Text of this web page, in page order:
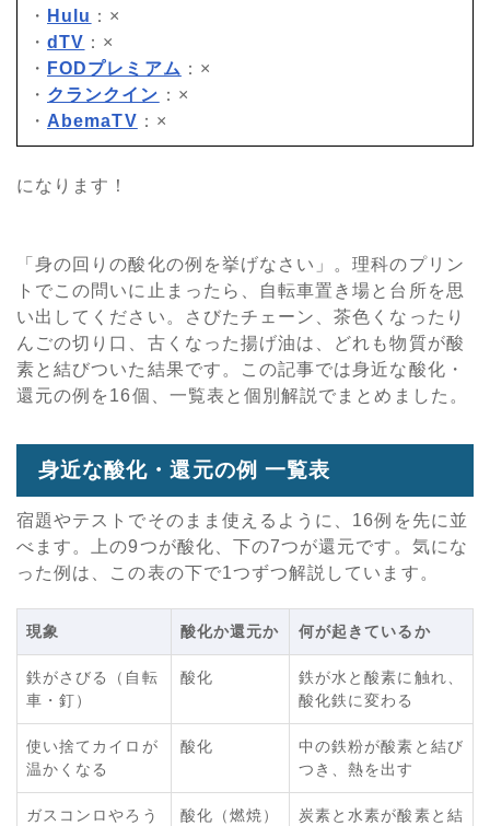
・ Hulu ：×
・dTV ：×
・ FODプレミアム ：×
・ クランクイン ：×
・ AbemaTV ：×
になります！
「身の回りの酸化の例を挙げなさい」。理科のプリン
トでこの問いに止まったら、自転車置き場と台所を思
い出してください。さびたチェーン、茶色くなったり
んごの切り口、古くなった揚げ油は、どれも物質が酸
素と結びついた結果です。この記事では身近な酸化・
還元の例を16個、一覧表と個別解説でまとめました。
身近な酸化・還元の例 一覧表
宿題やテストでそのまま使えるように、16例を先に並
べます。上の9つが酸化、下の7つが還元です。気にな
った例は、この表の下で1つずつ解説しています。
現象 酸化か還元か 何が起きているか
鉄がさびる（自転
車・釘）
酸化
鉄が水と酸素に触れ、
酸化鉄に変わる
使い捨てカイロが
温かくなる
酸化
中の鉄粉が酸素と結び
つき、熱を出す
ガスコンロやろう
酸化（燃焼）
炭素と水素が酸素と結